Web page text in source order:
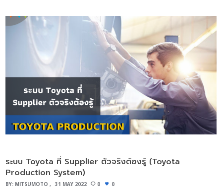
วงการ ชิ้นงานจาก อีพ็อกซี่ เรซิ่น (Epoxy Resin) อีพ็อกซี่
หรือ โพลีอีพอกไซด์ (Polyepoxide) เป็นพลาสติก แบบพอลิเม
อร์เธอร์โมเซตติง สามารถเปลี่ยนเป็นของแข็งโดยการผสาน
ระหว่าง อีพอกไซด์เรซิน และ พอลีอมีน ทนความร้อนได้มากถึง
200°C ความแข็งแกร่งมากกว่าโพลีเอสเตอร์ รับน้ำหนักได้ดี
ใช้ในงานอุตสาหกรรมหนักหรือผลิตชิ้นส่วนไฟเบอร์กลาส ใยแก้ว
ไฟเบอร์กลาส (Fiberglass) เส้นใยแก้ว ,ใยแก้ว วัสดุสังเคราะห์
ในงานผลิตเรือ โครงสร้างพาหนะ รวมถึงงานประเภท Glass
Fiber Reinforced Concrete ผสานกับวัสดุได้หลายชนิด เช่น
การยื่นจดสิทธิบัตร โดยผู้จัดเตรียมเอกการการยื่นจดสิทธิบัตร
นั้นๆ เช่น สิทธิบัตรการออกแบบ เป็นต้น ขั้นตอนที่2 ผู้จัดทำยื่น
คำขอจดสิทธิบัตรให้แก่เจ้าหน้าที่เพื่อทำการตรวจสอบสิทธิบัตร
และตรวจสอบสิทธิบัตรทั้งหมดทั่วโลก โดยใช้ระยะเวลา
10เดือน-1ปี โดยประมาน ขั้นตอนที่3 เจ้าหน้าที่ทำการตรวจสอบ
ข้อมูลเบื้องต้นและตรวจสอบความถูกต้องในการยื่นขอจดสิทธิ
บัตร ขั้นตอนที่3.1 ในกรณีตรวจสอบแล้วต้องทำการแก้ไขตัวเอก
สารการยื่นจดผู้ยื่นต้องทำการแก้ไขเอกสารการยื่นขอภายใน
เพื่อทำการยกเลิกการขอจดสิทธิบัตร ขั้นตอนที่4 เมื่อเจ้าหน้าที่
กำการตรวจสอบเอกสารคำขอสิทธิบัตรผ่านแล้ว เจ้าหน้าที่จะ
ระบบ Toyota ที่ Supplier ตัวจริงต้องรู้ (Toyota
Production System)
BY: MITSUMOTO 31 MAY 2022 0 0